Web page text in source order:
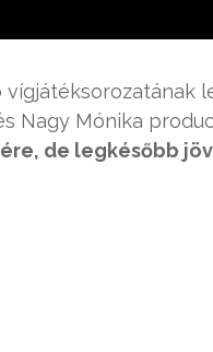
Nagy Mónika
de legkésőbb